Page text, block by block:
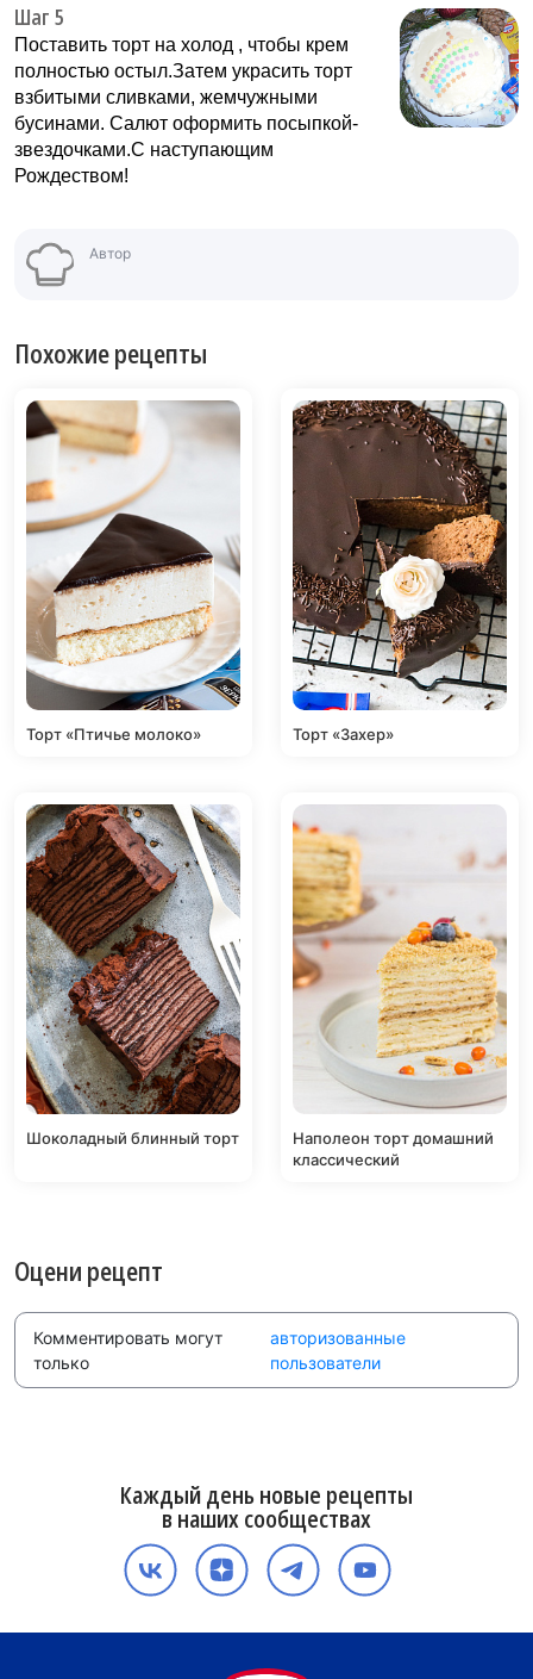
Шаг 5
Поставить торт на холод , чтобы крем
полностью остыл.Затем украсить торт
взбитыми сливками, жемчужными
бусинами. Салют оформить посыпкой-
звездочками.С наступающим
Рождеством!
Автор
Похожие рецепты
Торт «Птичье молоко» Торт «Захер»
Шоколадный блинный торт
Наполеон торт домашний
классический
Оцени рецепт
Комментировать могут
только
авторизованные
пользователи
Каждый день новые рецепты
в наших сообществах